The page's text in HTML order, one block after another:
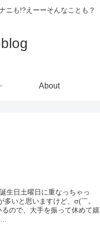
ニも!?えーーそんなことも？
About
生日土曜日に重なっちゃっ
いと思いますけど、σ(￣。
ので、大手を振って休めて嬉